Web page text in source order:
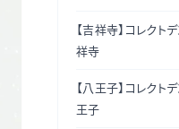
【吉祥寺】 コレクト
祥寺
【八王子】 コレクト
王子